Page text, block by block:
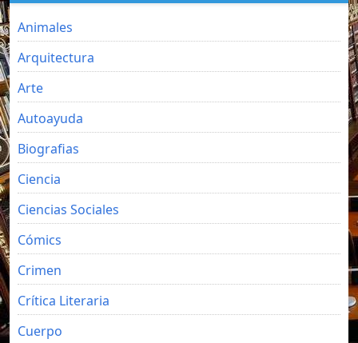
Animales
Arquitectura
Arte
Autoayuda
Biografias
Ciencia
Ciencias Sociales
Cómics
Crimen
Crítica Literaria
Cuerpo